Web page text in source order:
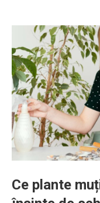
Ce plante